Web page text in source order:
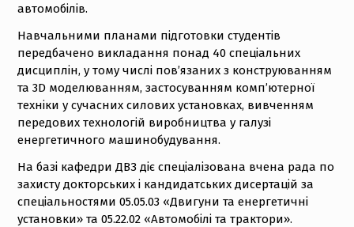
автомобілів.
Навчальними планами підготовки студентів
передбачено викладання понад 40 спеціальних
дисциплін, у тому числі пов’язаних з конструюванням
та 3D моделюванням, застосуванням комп’ютерної
техніки у сучасних силових установках, вивченням
передових технологій виробництва у галузі
енергетичного машинобудування.
На базі кафедри ДВЗ діє спеціалізована вчена рада по
захисту докторських і кандидатських дисертацій за
спеціальностями 05.05.03 «Двигуни та енергетичні
установки» та 05.22.02 «Автомобілі та трактори».